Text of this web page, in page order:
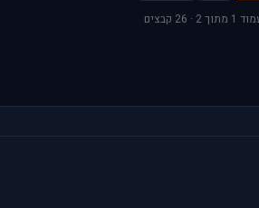
מתוך 2 · 26 קבצים